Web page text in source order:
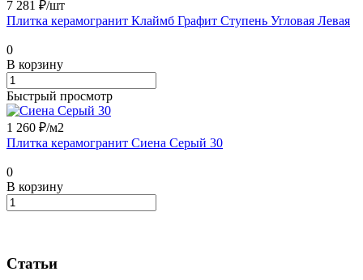
7 281 ₽/шт
Плитка керамогранит Клаймб Графит Ступень Угловая Левая
0
В корзину
Быстрый просмотр
1 260 ₽/м2
Плитка керамогранит Сиена Серый 30
0
В корзину
Статьи